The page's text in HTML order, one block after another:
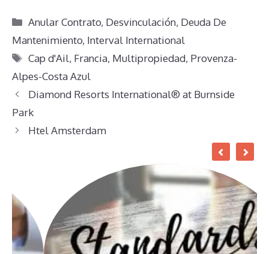
Categorías
Anular Contrato, Desvinculación, Deuda De
Mantenimiento, Interval International
Etiquetas
Cap d'Ail, Francia, Multipropiedad, Provenza-
Alpes-Costa Azul
Diamond Resorts International® at Burnside
Park
Htel Amsterdam